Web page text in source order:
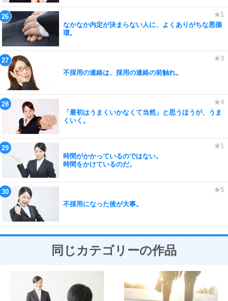
なかなか内定が決まらない人に、よくありがちな悪循
環。
不採用の連絡は、採用の連絡の前触れ。
「最初はうまくいかなくて当然」と思うほうが、うま
くいく。
時間がかかっているのではない。
時間をかけているのだ。
不採用になった後が大事。
同じカテゴリーの作品